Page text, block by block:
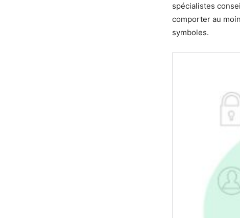
spécialistes
comporter au
symboles.